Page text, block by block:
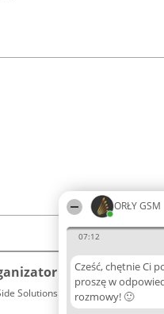
ORŁY GSM
07:12
Cześć, chętnie Ci
proszę w
rozmowy! 🙂
plebiscytu
Solutions sp. z o. o. sp. k.
ul. Ruska 22